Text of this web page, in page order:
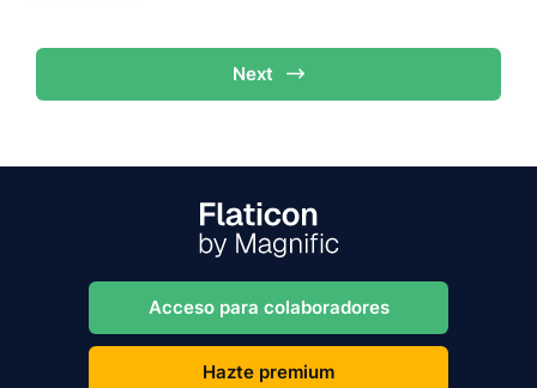
Next
Acceso para colaboradores
Hazte premium